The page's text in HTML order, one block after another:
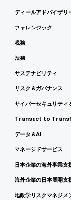
ディールアドバイザリ
フォレンジック
税務
法務
サステナビリティ
リスク＆ガバナンス
サイバーセキュリティ
Transact to
データ＆AI
マネージドサービス
日本企業の海外事業支
海外企業の日本展開支
地政学リスクマネジメ